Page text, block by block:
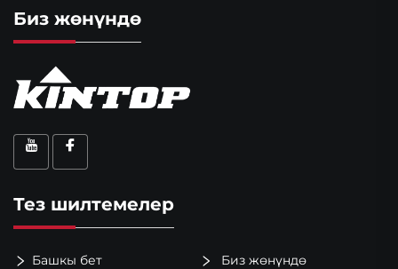
Биз жөнүндө
Тез шилтемелер
Башкы бет Биз жөнүндө